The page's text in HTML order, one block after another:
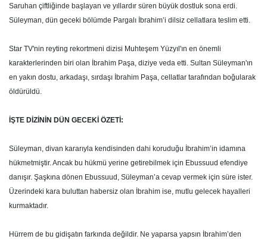
Saruhan çiftliğinde başlayan ve yıllardır süren büyük dostluk sona erdi.
Süleyman, dün geceki bölümde Pargalı İbrahim’i dilsiz cellatlara teslim etti.
Star TV'nin reyting rekortmeni dizisi Muhteşem Yüzyıl'ın en önemli
karakterlerinden biri olan İbrahim Paşa, diziye veda etti. Sultan Süleyman'ın
en yakın dostu, arkadaşı, sırdaşı İbrahim Paşa, cellatlar tarafından boğularak
öldürüldü.
İŞTE DİZİNİN DÜN GECEKİ ÖZETİ:
Süleyman, divan kararıyla kendisinden dahi koruduğu İbrahim’in idamına
hükmetmiştir. Ancak bu hükmü yerine getirebilmek için Ebussuud efendiye
danışır. Şaşkına dönen Ebussuud, Süleyman’a cevap vermek için süre ister.
Üzerindeki kara buluttan habersiz olan İbrahim ise, mutlu gelecek hayalleri
kurmaktadır.
Hürrem de bu gidişatın farkında değildir. Ne yaparsa yapsın İbrahim’den